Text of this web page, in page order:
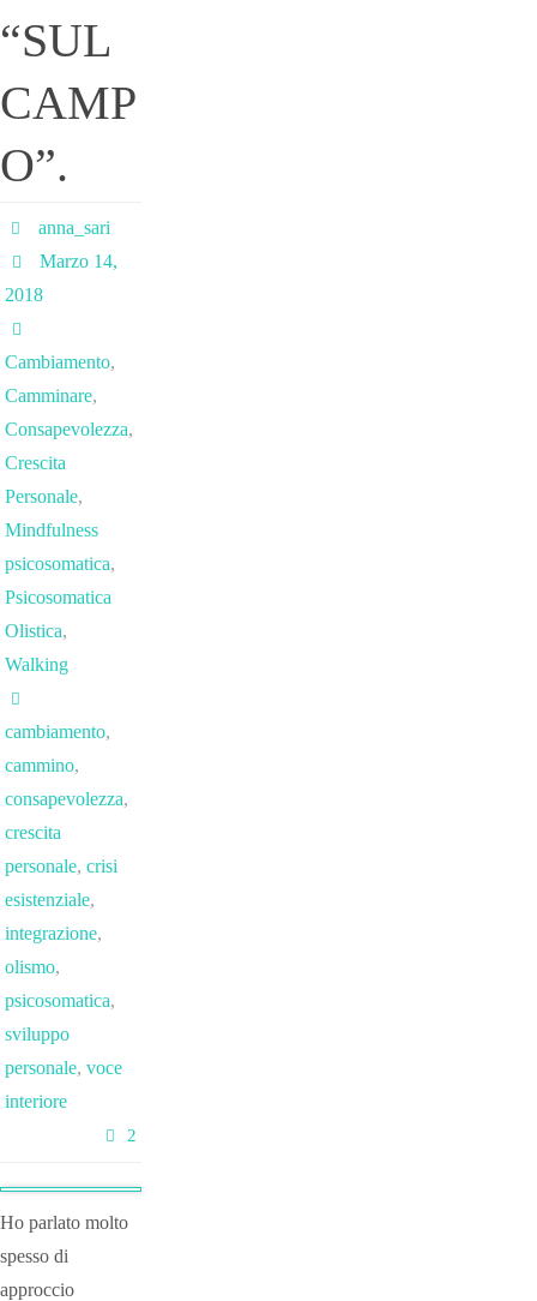
“SUL
CAMP
O”.
anna_sari
Marzo 14,
2018
Cambiamento,
Camminare,
Consapevolezza,
Crescita
Personale,
Mindfulness
psicosomatica,
Psicosomatica
Olistica,
Walking
cambiamento,
cammino,
consapevolezza,
crescita
personale, crisi
esistenziale,
integrazione,
olismo,
psicosomatica,
sviluppo
personale, voce
interiore
2
Ho parlato molto
spesso di
approccio